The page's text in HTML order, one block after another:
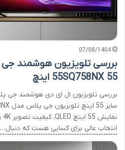
07/08/1404
55SQ758NX 55 اینچ
انتخاب عالی برای کسایی هست که دنبال…